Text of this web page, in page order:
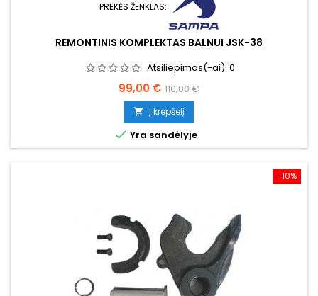
PREKĖS ŽENKLAS:
REMONTINIS KOMPLEKTAS BALNUI JSK-38
Atsiliepimas(-ai): 0
Kaina
99,00 € Bazinė
kaina
110,00 €
 Į krepšelį
 Yra sandėlyje
−10%